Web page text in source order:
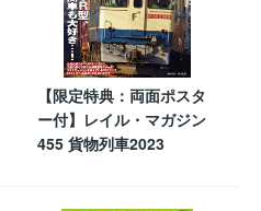
【限定特典：両面ポスタ
ー付】レイル・マガジン
455 貨物列車2023